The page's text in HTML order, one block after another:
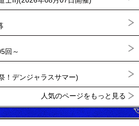
回～
！デンジャラスサマー)
人気のページをもっと見る